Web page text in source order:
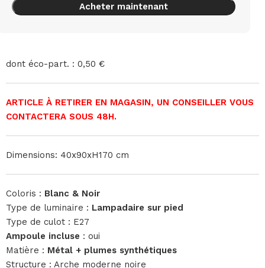
Acheter maintenant
dont éco-part. : 0,50 €
ARTICLE À RETIRER EN MAGASIN, UN CONSEILLER VOUS
CONTACTERA SOUS 48H.
Dimensions: 40x90xH170 cm
Coloris : Blanc & Noir
Type de luminaire : Lampadaire sur pied
Type de culot : E27
Ampoule incluse : oui
Matière : Métal + plumes synthétiques
Structure : Arche moderne noire